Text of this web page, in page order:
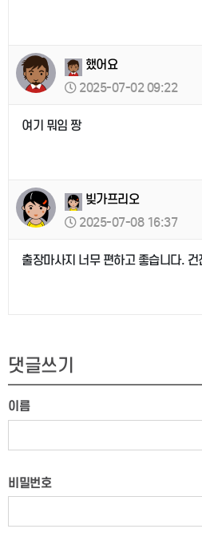
했어요
2025-07-02 09:22
여기 뭐임 짱
빚가프리오
2025-07-08 16:37
출장마사지 너무 편하고 좋습니다.
댓글쓰기
이름
비밀번호